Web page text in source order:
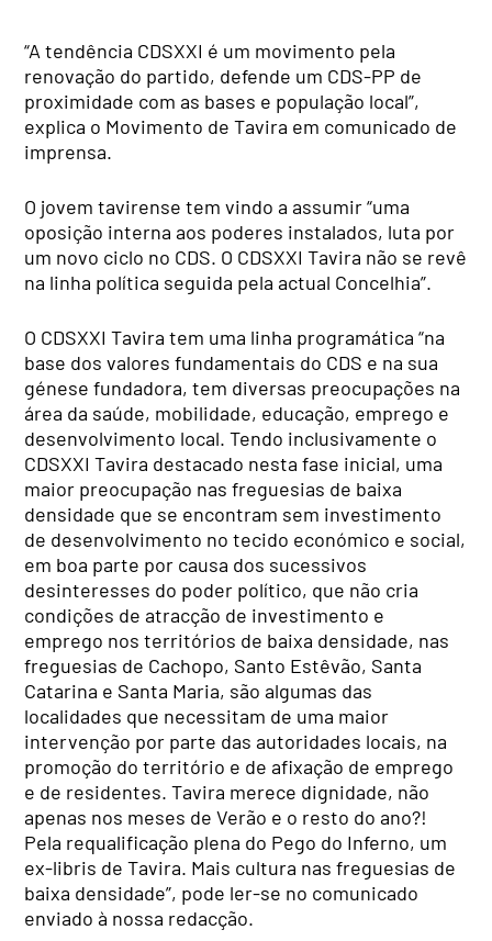
“A tendência CDSXXI é um movimento pela
renovação do partido, defende um CDS-PP de
proximidade com as bases e população local”,
explica o Movimento de Tavira em comunicado de
imprensa.
O jovem tavirense tem vindo a assumir “uma
oposição interna aos poderes instalados, luta por
um novo ciclo no CDS. O CDSXXI Tavira não se revê
na linha política seguida pela actual Concelhia”.
O CDSXXI Tavira tem uma linha programática “na
base dos valores fundamentais do CDS e na sua
génese fundadora, tem diversas preocupações na
área da saúde, mobilidade, educação, emprego e
desenvolvimento local. Tendo inclusivamente o
CDSXXI Tavira destacado nesta fase inicial, uma
maior preocupação nas freguesias de baixa
densidade que se encontram sem investimento
de desenvolvimento no tecido económico e social,
em boa parte por causa dos sucessivos
desinteresses do poder político, que não cria
condições de atracção de investimento e
emprego nos territórios de baixa densidade, nas
freguesias de Cachopo, Santo Estêvão, Santa
Catarina e Santa Maria, são algumas das
localidades que necessitam de uma maior
intervenção por parte das autoridades locais, na
promoção do território e de afixação de emprego
e de residentes. Tavira merece dignidade, não
apenas nos meses de Verão e o resto do ano?!
Pela requalificação plena do Pego do Inferno, um
ex-libris de Tavira. Mais cultura nas freguesias de
baixa densidade”, pode ler-se no comunicado
enviado à nossa redacção.